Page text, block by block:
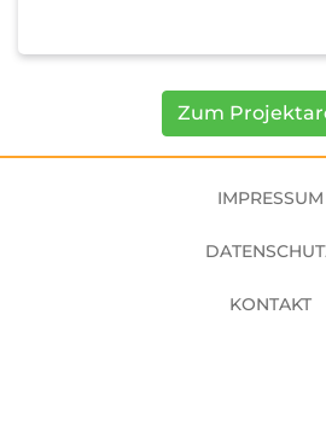
Zum
FußbereichIMPRESSUM
KONTAKT